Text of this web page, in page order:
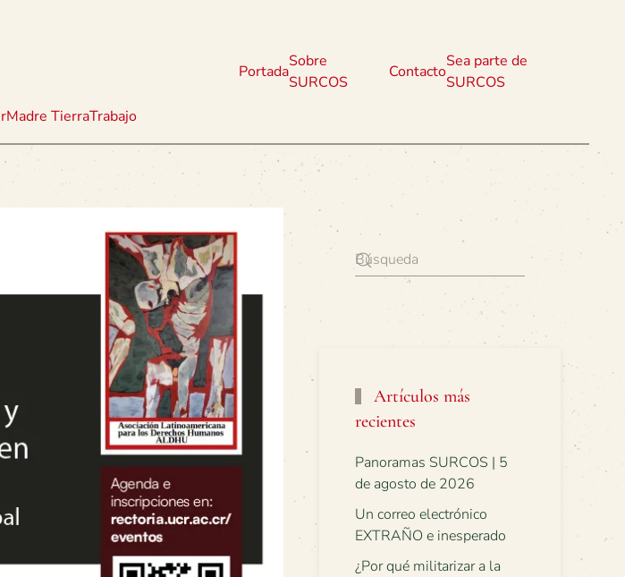
Madre TierraTrabajo
Portada
Sobre
SURCOS
Contacto
Sea parte de
SURCOS
Artículos más
recientes
Panoramas SURCOS | 5
de agosto de 2026
Un correo electrónico
EXTRAÑO e inesperado
¿Por qué militarizar a la